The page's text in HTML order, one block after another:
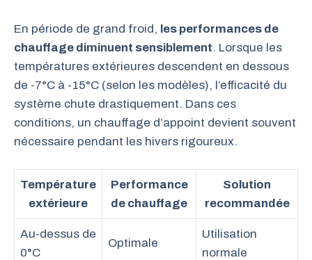
En période de grand froid, les performances de
chauffage diminuent sensiblement. Lorsque les
températures extérieures descendent en dessous
de -7°C à -15°C (selon les modèles), l’efficacité du
système chute drastiquement. Dans ces
conditions, un chauffage d’appoint devient souvent
nécessaire pendant les hivers rigoureux.
Température
extérieure
Performance
de chauffage
Solution
recommandée
Au-dessus de
0°C
Optimale
Utilisation
normale